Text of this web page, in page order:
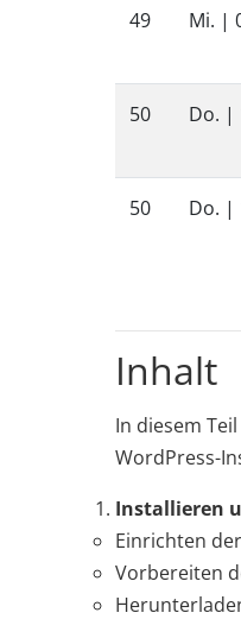
49 Mi. |
50 Do. |
50 Do. |
Inhalt
In diesem
WordPress-
Installieren
Einrichten
Vorbereiten